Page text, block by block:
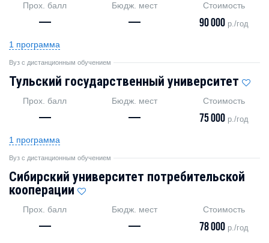
Прох. балл
—
Бюдж. мест
—
Стоимость
90 000 р./год
1 программа
Вуз с дистанционным обучением
Тульский государственный университет
Прох. балл
—
Бюдж. мест
—
Стоимость
75 000 р./год
1 программа
Вуз с дистанционным обучением
Сибирский университет потребительской
кооперации
Прох. балл
—
Бюдж. мест
—
Стоимость
78 000 р./год